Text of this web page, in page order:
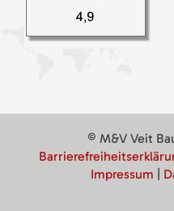
© M&V Veit
Impressum